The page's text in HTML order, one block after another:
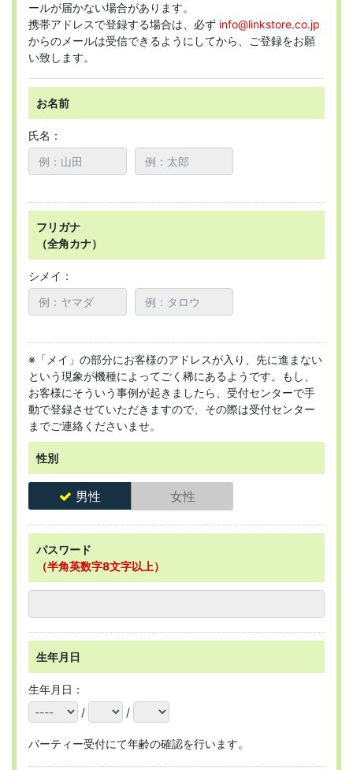
ールが届かない場合があります。
携帯アドレスで登録する場合は、必ず info@linkstore.co.jp
からのメールは受信できるようにしてから、ご登録をお願
い致します。
お名前
氏名：
フリガナ
（全角カナ）
シメイ：
※「メイ」の部分にお客様のアドレスが入り、先に進まない
という現象が機種によってごく稀にあるようです。もし、
お客様にそういう事例が起きましたら、受付センターで手
動で登録させていただきますので、その際は受付センター
までご連絡くださいませ。
性別
男性 女性
パスワード
（半角英数字8文字以上）
生年月日
生年月日：
/
/
パーティー受付にて年齢の確認を行います。